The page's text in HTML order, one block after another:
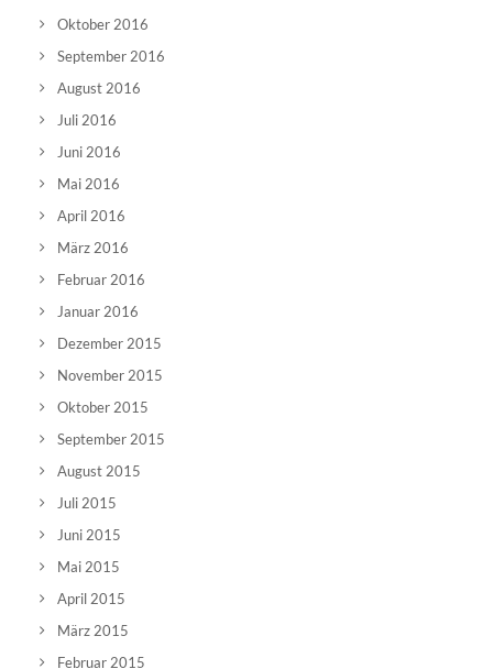
Oktober 2016
September 2016
August 2016
Juli 2016
Juni 2016
Mai 2016
April 2016
März 2016
Februar 2016
Januar 2016
Dezember 2015
November 2015
Oktober 2015
September 2015
August 2015
Juli 2015
Juni 2015
Mai 2015
April 2015
März 2015
Februar 2015